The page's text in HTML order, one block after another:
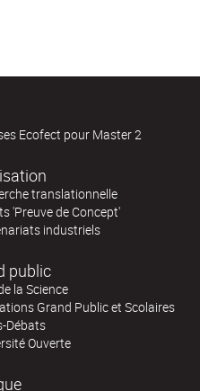
Ecofect pour Master 2
translationnelle
'Preuve de Concept'
industriels
public
la Science
Grand Public et Scolaires
Débats
Ouverte